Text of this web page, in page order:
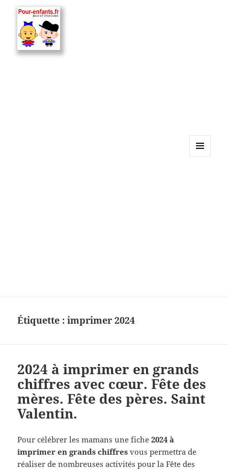
devinettes, pour enfants.
Étiquette :imprimer 2024
2024 à imprimer en grands
chiffres avec cœur. Fête des
mères. Fête des pères. Saint
Valentin.
Pour célébrer les mamans une fiche 2024 à
imprimer en grands chiffres vous permettra de
réaliser de nombreuses activités pour la Fête des